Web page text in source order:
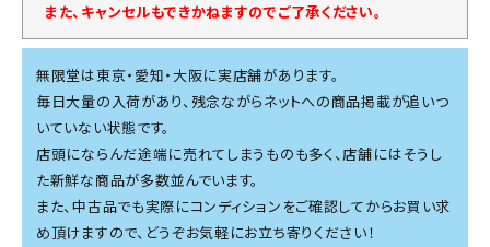
また、キャンセルもできかねますのでご了承ください。
無限堂は東京・愛知・大阪に実店舗があります。
毎日大量の入荷があり、残念ながらネットへの商品掲載が追いつ
いていない状態です。
店頭にならんだ途端に売れてしまうものも多く、店舗にはそうし
た新鮮な商品が多数並んでいます。
また、中古品でも実際にコンディションをご確認してからお買い求
め頂けますので、どうぞお気軽にお立ち寄りください！